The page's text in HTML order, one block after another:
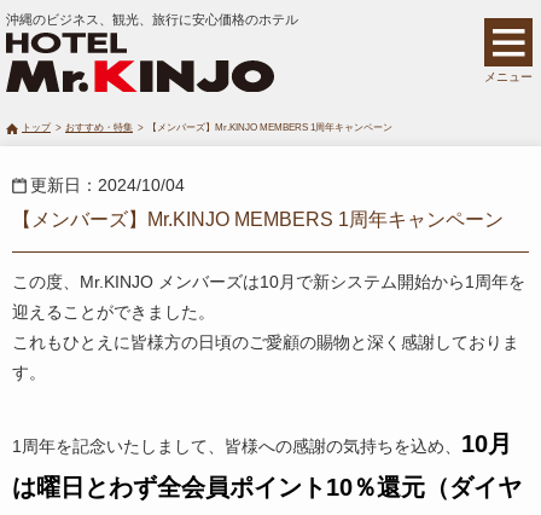
沖縄のビジネス、観光、旅行に安心価格のホテル
メニュー
トップ おすすめ・特集 【メンバーズ】Mr.KINJO MEMBERS 1周年キャンペーン
更新日：2024/10/04
【メンバーズ】Mr.KINJO MEMBERS 1周年キャンペーン
この度、Mr.KINJO メンバーズは10月で新システム開始から1周年を
迎えることができました。
これもひとえに皆様方の日頃のご愛顧の賜物と深く感謝しておりま
す。
1周年を記念いたしまして、皆様への感謝の気持ちを込め、 10月
は曜日とわず全会員ポイント10％還元（ダイヤ